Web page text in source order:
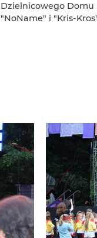
Dzielnicowego Domu
"NoName" i "Kris-